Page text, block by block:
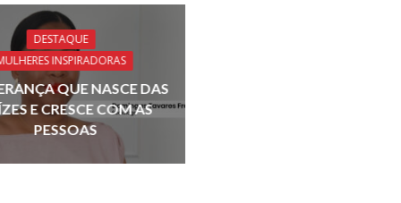
DESTAQUE
INSPIRADORAS
QUE NASCE DAS
E CRESCE COM AS
PESSOAS